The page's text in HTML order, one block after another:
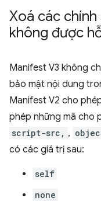
Xoá các
không được
Manifest V3 không
bảo mật nội dung
Manifest V2 cho
phép những mã cho
script-src, ,
có các giá trị sau:
self
none